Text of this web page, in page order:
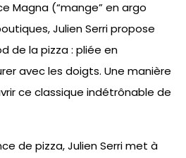
Magna (“mange” en argo
Julien Serri propose
de la pizza : pliée en
avec les doigts. Une manière
ce classique indétrônable de
de pizza, Julien Serri met à